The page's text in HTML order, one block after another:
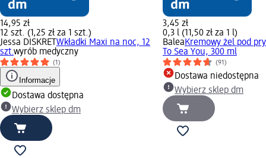
14,95 zł
12 szt. (1,25 zł za 1 szt.)
Jessa DISKRET Wkładki Maxi na noc, 12
szt.wyrób medyczny
(1)
Informacje
Dostawa dostępna
Wybierz sklep dm
3,45 zł
0,3 l (11,50 zł za 1 l)
BaleaKremowy żel pod
To Sea You, 300 ml
(91)
Dostawa niedostępna
Wybierz sklep dm